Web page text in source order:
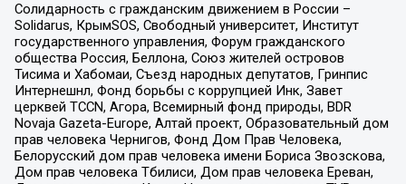
Солидарность с гражданским движением в России –
Solidarus, КрымSOS, Свободный университет, Институт
государственного управления, Форум гражданского
общества Россия, Беллона, Союз жителей островов
Тисима и Хабомаи, Съезд народных депутатов, Гринпис
Интернешнл, Фонд борьбы с коррупцией Инк, Завет
церквей TCCN, Агора, Всемирный фонд природы, BDR
Novaja Gazeta-Europe, Алтай проект, Образовательный дом
прав человека Чернигов, Фонд Дом Прав Человека,
Белорусский дом прав человека имени Бориса Звозскова,
Дом прав человека Тбилиси, Дом прав человека Ереван,